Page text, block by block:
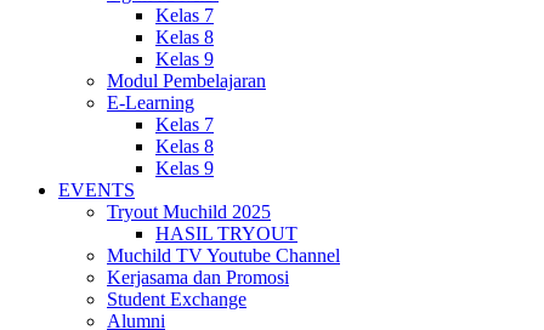
Kelas 7
Kelas 8
Kelas 9
Modul Pembelajaran
E-Learning
Kelas 7
Kelas 8
Kelas 9
EVENTS
Tryout Muchild 2025
HASIL TRYOUT
Muchild TV Youtube Channel
Kerjasama dan Promosi
Student Exchange
Alumni